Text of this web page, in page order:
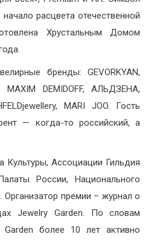
расцвета отечественной
Хрустальным Домом
бренды: GEVORKYAN,
DEMIDOFF, АЛЬДЗЕНА,
MARI JOO. Гость
— когда-то российский, а
Ассоциации Гильдия
России, Национального
премии – журнал о
Jewelry Garden. По словам
более 10 лет активно